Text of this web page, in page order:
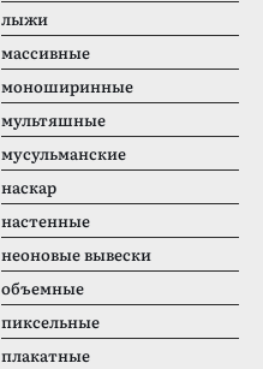
лыжи
массивные
моноширинные
мультяшные
мусульманские
наскар
настенные
неоновые вывески
объемные
пиксельные
плакатные